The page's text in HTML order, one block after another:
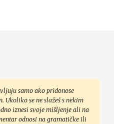
samo ako pridonose
se ne slažeš s nekim
iznesi svoje mišljenje ali na
odnosi na gramatičke ili